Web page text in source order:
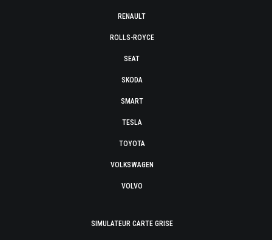
RENAULT
ROLLS-ROYCE
SEAT
SKODA
SMART
TESLA
TOYOTA
VOLKSWAGEN
VOLVO
SIMULATEUR CARTE GRISE